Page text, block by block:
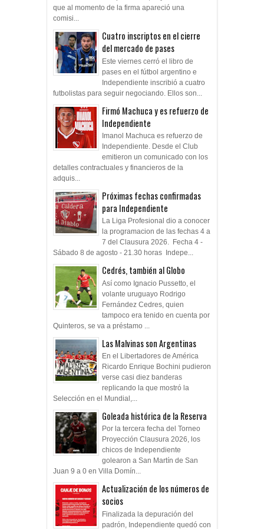
que al momento de la firma apareció una
comisi...
Cuatro inscriptos en el cierre
del mercado de pases
Este viernes cerró el libro de
pases en el fútbol argentino e
Independiente inscribió a cuatro
futbolistas para seguir negociando. Ellos son...
Firmó Machuca y es refuerzo de
Independiente
Imanol Machuca es refuerzo de
Independiente. Desde el Club
emitieron un comunicado con los
detalles contractuales y financieros de la
adquis...
Próximas fechas confirmadas
para Independiente
La Liga Profesional dio a conocer
la programacion de las fechas 4 a
7 del Clausura 2026. Fecha 4 -
Sábado 8 de agosto - 21.30 horas Indepe...
Cedrés, también al Globo
Así como Ignacio Pussetto, el
volante uruguayo Rodrigo
Fernández Cedres, quien
tampoco era tenido en cuenta por
Quinteros, se va a préstamo ...
Las Malvinas son Argentinas
En el Libertadores de América
Ricardo Enrique Bochini pudieron
verse casi diez banderas
replicando la que mostró la
Selección en el Mundial,...
Goleada histórica de la Reserva
Por la tercera fecha del Torneo
Proyección Clausura 2026, los
chicos de Independiente
golearon a San Martín de San
Juan 9 a 0 en Villa Domín...
Actualización de los números de
socios
Finalizada la depuración del
padrón, Independiente quedó con